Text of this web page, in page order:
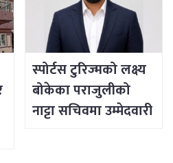
स्पोर्टस टुरिज्मको लक्ष्य
बोकेका पराजुलीको
नाट्टा सचिवमा उम्मेदवारी